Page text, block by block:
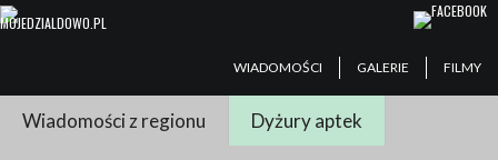
WIADOMOŚCI GALERIE FILMY
Wiadomości z regionu Dyżury aptek